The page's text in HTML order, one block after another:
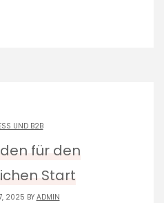
UND B2B
für den
Start
2025 BY ADMIN